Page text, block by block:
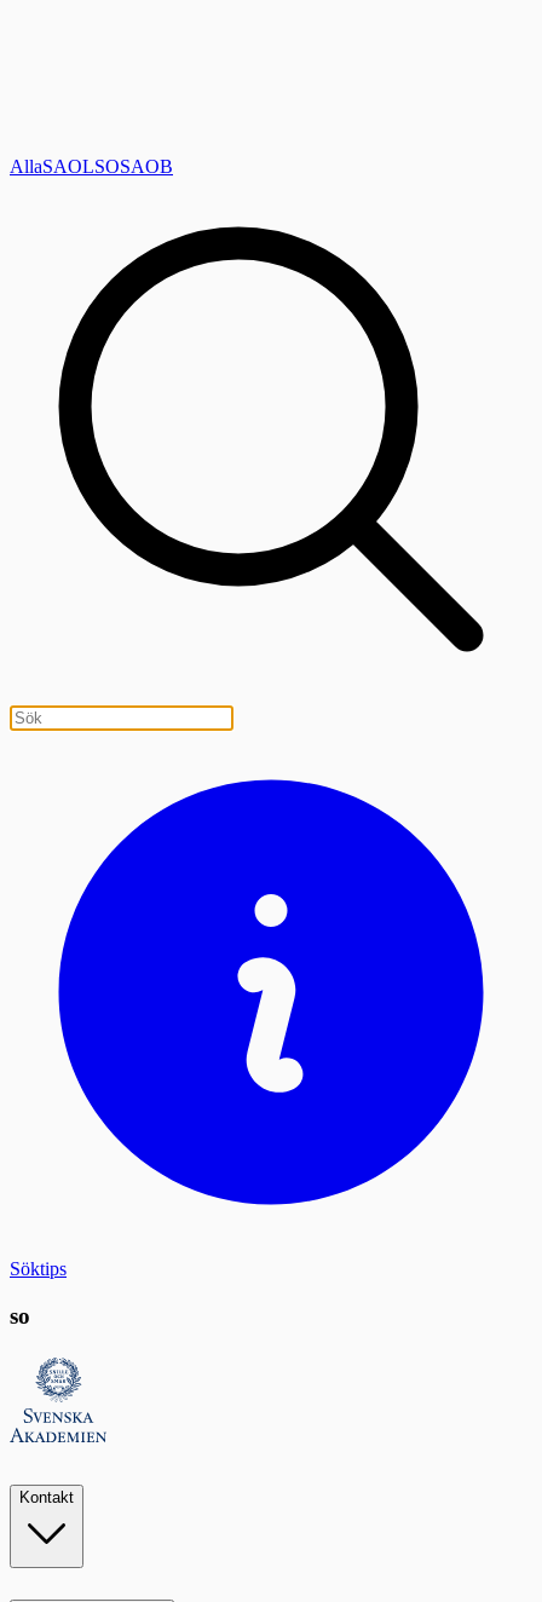
AllaSAOLSOSAOB
Söktips
so
Kontakt